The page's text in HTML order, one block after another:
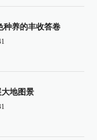
种养的丰收答卷
地图景